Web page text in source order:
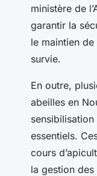
ministère de
garantir la
le maintien
survie.
En outre,
abeilles en
essentiels.
cours
la gestion